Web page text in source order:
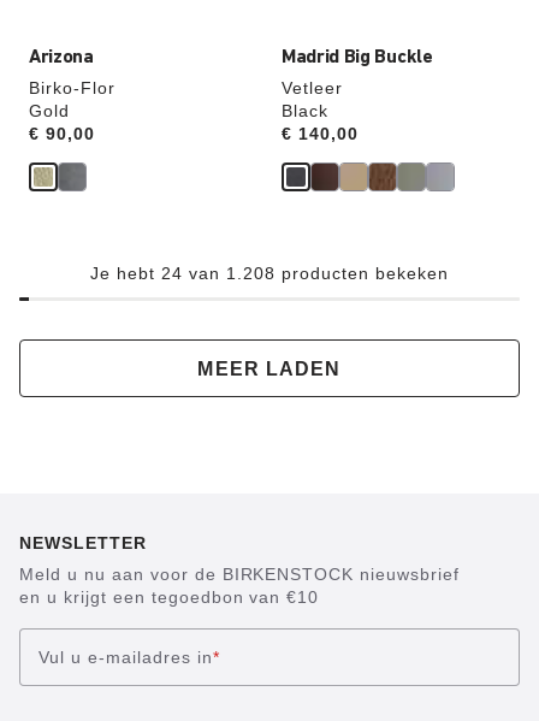
Arizona
Birko-Flor
Gold
Price:
€ 90,00
Madrid Big Buckle
Vetleer
Black
Price:
€ 140,00
Je hebt 24 van 1.208 producten bekeken
MEER LADEN
NEWSLETTER
Meld u nu aan voor de BIRKENSTOCK nieuwsbrief
en u krijgt een tegoedbon van €10
Vul u e-mailadres in*